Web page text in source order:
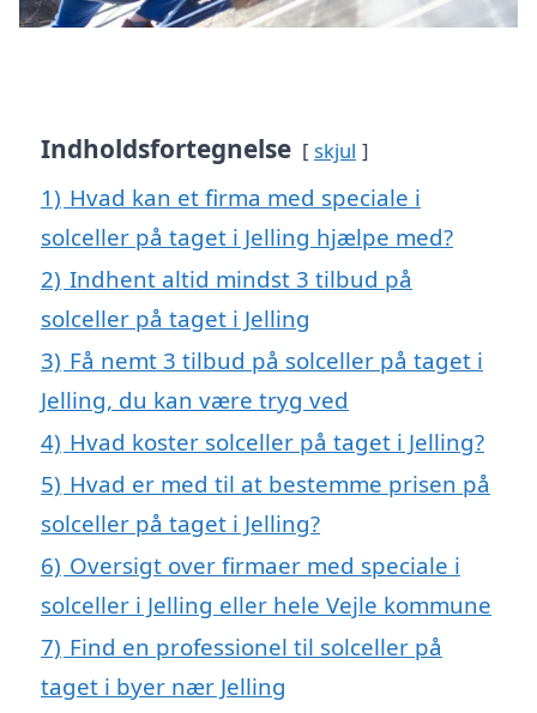
Indholdsfortegnelse skjul
1) Hvad kan et firma med speciale i
solceller på taget i Jelling hjælpe med?
2) Indhent altid mindst 3 tilbud på
solceller på taget i Jelling
3) Få nemt 3 tilbud på solceller på taget i
Jelling, du kan være tryg ved
4) Hvad koster solceller på taget i Jelling?
5) Hvad er med til at bestemme prisen på
solceller på taget i Jelling?
6) Oversigt over firmaer med speciale i
solceller i Jelling eller hele Vejle kommune
7) Find en professionel til solceller på
taget i byer nær Jelling